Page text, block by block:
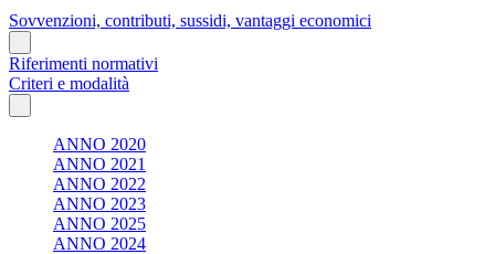
Sovvenzioni, contributi, sussidi, vantaggi economici
Riferimenti normativi
Criteri e modalità
ANNO 2020
ANNO 2021
ANNO 2022
ANNO 2023
ANNO 2025
ANNO 2024